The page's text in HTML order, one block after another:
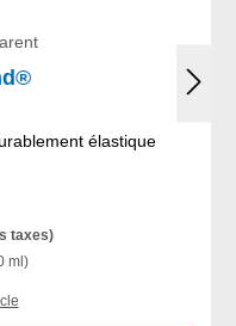
élastique
taxes)
ml)